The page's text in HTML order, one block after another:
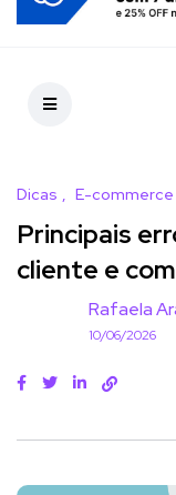
Dicas E-commerce
Principais
cliente e
Rafaela
10/06/2026